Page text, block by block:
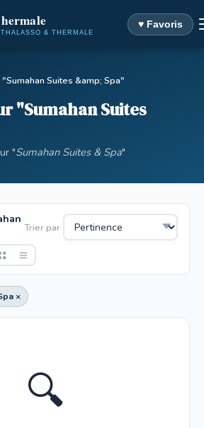
♥ Favoris
Suites &amp; Spa"
"Sumahan Suites
"Sumahan Suites & Spa"
Trier par
×
🔍